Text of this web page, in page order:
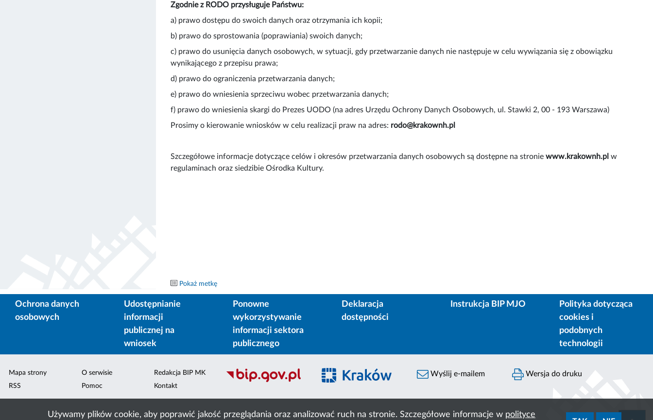
Używamy plików cookie, aby poprawić jakość przeglądania oraz analizować ruch na stronie. Szczegółowe informacje w polityce
Zgodnie z RODO przysługuje Państwu:
a) prawo dostępu do swoich danych oraz otrzymania ich kopii;
b) prawo do sprostowania (poprawiania) swoich danych;
c) prawo do usunięcia danych osobowych, w sytuacji, gdy przetwarzanie danych nie następuje w celu wywiązania się z obowiązku
wynikającego z przepisu prawa;
d) prawo do ograniczenia przetwarzania danych;
e) prawo do wniesienia sprzeciwu wobec przetwarzania danych;
f) prawo do wniesienia skargi do Prezes UODO (na adres Urzędu Ochrony Danych Osobowych, ul. Stawki 2, 00 - 193 Warszawa)
Prosimy o kierowanie wniosków w celu realizacji praw na adres: rodo@krakownh.pl
Szczegółowe informacje dotyczące celów i okresów przetwarzania danych osobowych są dostępne na stronie www.krakownh.pl w
regulaminach oraz siedzibie Ośrodka Kultury.
Pokaż metkę
Ochrona danych
osobowych
Udostępnianie
informacji
publicznej na
wniosek
Ponowne
wykorzystywanie
informacji sektora
publicznego
Deklaracja
dostępności
Instrukcja BIP MJO
Polityka dotycząca
cookies i
podobnych
technologii
Mapa strony
RSS
O serwisie
Pomoc
Redakcja BIP MK
Kontakt
Wyślij e-mailem Wersja do druku